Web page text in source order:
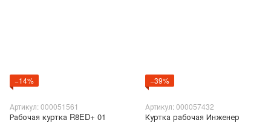
−14%
Артикул: 000051561
Рабочая куртка R8ED+ 01
−39%
Артикул: 000057432
Куртка рабочая Инженер